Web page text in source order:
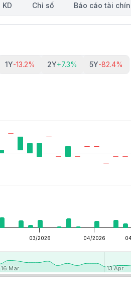
Chỉ số Báo cáo tài
1Y-13.2% 2Y+7.3% 5Y-82.4%
03/2026 04/2026
16 Mar
16 Mar 13 Apr
13 Apr